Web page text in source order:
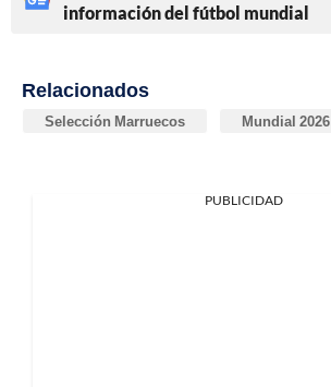
información del fútbol mundial
Relacionados
Selección Marruecos Mundial 2026
PUBLICIDAD